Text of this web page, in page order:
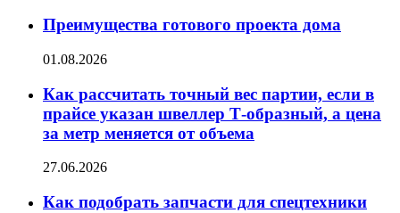
Преимущества готового проекта дома
01.08.2026
Как рассчитать точный вес партии, если в
прайсе указан швеллер Т-образный, а цена
за метр меняется от объема
27.06.2026
Как подобрать запчасти для спецтехники